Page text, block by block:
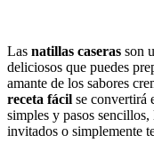
Las natillas caseras son
deliciosos que puedes
amante de los sabores
receta fácil se convertirá
simples y pasos
invitados o simplemente